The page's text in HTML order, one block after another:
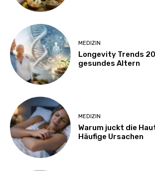
MEDIZIN
Longevity Trends
gesundes Altern
MEDIZIN
Warum juckt die
Häufige Ursachen